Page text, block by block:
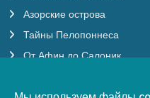
Азорские острова
Тайны Пелопоннеса
От Афин до Салоник